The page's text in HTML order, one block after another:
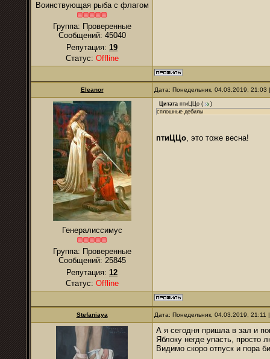
Воинствующая рыба с флагом
Группа: Проверенные
Сообщений: 45040
Репутация: 19
Статус: Offline
Eleanor Дата: Понедельник, 04.03.2019,
Генералиссимус
Группа: Проверенные
Сообщений: 25845
Репутация: 12
Статус: Offline
Цитата птиЦЦо (
)
сплошные дебилы
птиЦЦо, это тоже весна!
Stefaniaya Дата: Понедельник, 04.03.2019,
А я сегодня пришла в зал и
Яблоку негде упасть,
Видимо скоро отпуск и пора